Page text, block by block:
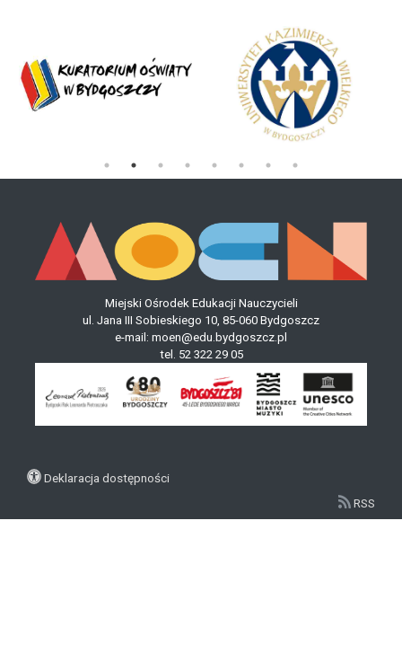
Miejski Ośrodek Edukacji Nauczycieli
ul. Jana III Sobieskiego 10, 85-060 Bydgoszcz
e-mail: moen@edu.bydgoszcz.pl
tel. 52 322 29 05
Deklaracja dostępności
RSS